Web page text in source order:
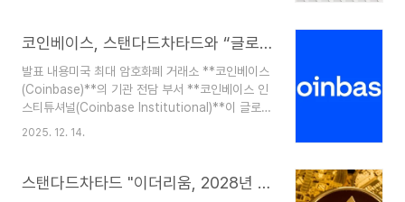
검토기관 투자자 대상 금융, 증권 대차, 커스터디 등
제공현재 논의 초기 단계, 서비스 출시 시점은 미정
사업 구조: SC벤처스(벤처캐피털 자회사) 산하에
두는 방안기업·투자은행 부문에 직접 편입 시 발생
하는 엄격한 자본 규제 부담 완화 목적SC벤처스 대
변인: 관련 논평 거부관련 프로젝트SC벤처스는
임 브로커리지 사업..
코인베이스, 스탠다드차타드와 “글로벌 기관 디지털자산 솔루션 제공”
발표 내용미국 최대 암호화폐 거래소 **코인베이스
(Coinbase)**의 기관 전담 부서 **코인베이스 인
스티튜셔널(Coinbase Institutional)**이 글로벌
금융 그룹 **스탠다드차타드(Standard
통해 공개.목표: 기관 등급 디지털 자산 솔루션을 글
2025. 12. 14.
스탠다드차타드 "이더리움, 2028년 2만5000달러 전망…강세 지속"